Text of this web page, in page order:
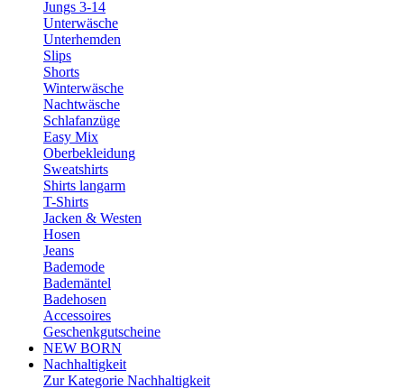
Jungs 3-14
Unterwäsche
Unterhemden
Slips
Shorts
Winterwäsche
Nachtwäsche
Schlafanzüge
Easy Mix
Oberbekleidung
Sweatshirts
Shirts langarm
T-Shirts
Jacken & Westen
Hosen
Jeans
Bademode
Bademäntel
Badehosen
Accessoires
Geschenkgutscheine
NEW BORN
Nachhaltigkeit
Zur Kategorie Nachhaltigkeit